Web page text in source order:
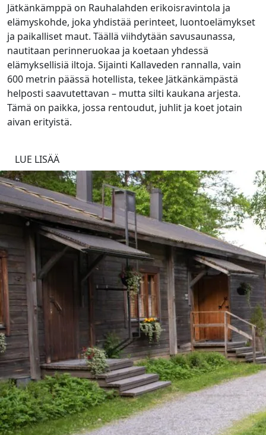
Jätkänkämppä on Rauhalahden erikoisravintola ja
elämyskohde, joka yhdistää perinteet, luontoelämykset
ja paikalliset maut. Täällä viihdytään savusaunassa,
nautitaan perinneruokaa ja koetaan yhdessä
elämyksellisiä iltoja. Sijainti Kallaveden rannalla, vain
600 metrin päässä hotellista, tekee Jätkänkämpästä
helposti saavutettavan – mutta silti kaukana arjesta.
Tämä on paikka, jossa rentoudut, juhlit ja koet jotain
aivan erityistä.
LUE LISÄÄ